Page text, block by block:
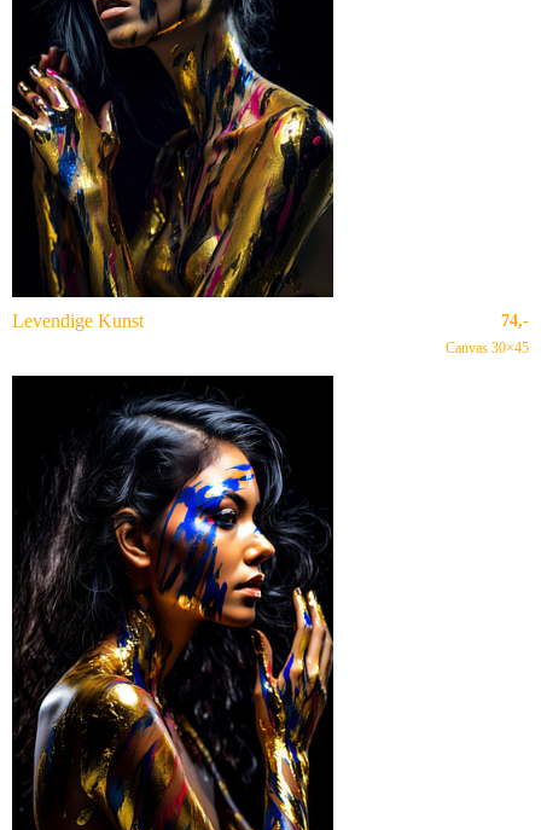
Levendige Kunst 74,-
Canvas 30×45